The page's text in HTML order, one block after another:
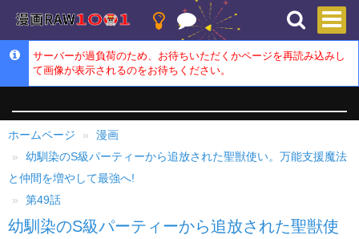
サーバーが過負荷のため、お待ちいただくかページを再読み込みし
て画像が表示されるのをお待ちください。
ホームページ
漫画
幼馴染のS級パーティーから追放された聖獣使い。万能支援魔法
と仲間を増やして最強へ!
第49話
幼馴染のS級パーティーから追放された聖獣使